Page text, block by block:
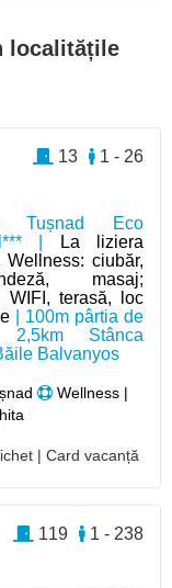
localitățile
Tușnad Eco
|
La liziera
ciubăr,
masaj;
WIFI, terasă, loc
| 100m pârtia de
Stânca
Balvanyos
Wellness |
| Card vacanță
1 - 26
13
1 - 238
119